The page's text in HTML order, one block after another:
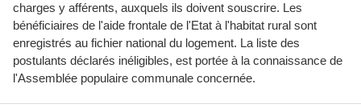
charges y afférents, auxquels ils doivent souscrire. Les
bénéficiaires de l'aide frontale de l'Etat à l'habitat rural sont
enregistrés au fichier national du logement. La liste des
postulants déclarés inéligibles, est portée à la connaissance de
l'Assemblée populaire communale concernée.